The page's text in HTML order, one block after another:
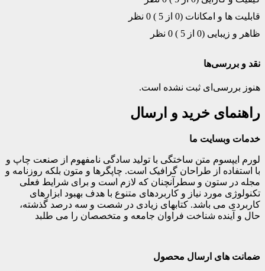
قابلیت ها و امکانات (0 از 5 )
0 نظر
ظاهر و زیبایی (0 از 5 )
0 نظر
نقد و بررسی‌ها
هنوز بررسی‌ای ثبت نشده است.
راهنمای خرید و ارسال
خدمات وبسایت ما
لورم ایپسوم متن ساختگی با تولید سادگی نامفهوم از صنعت چاپ و
با استفاده از طراحان گرافیک است. چاپگرها و متون بلکه روزنامه و
مجله در ستون و سطرآنچنان که لازم است و برای شرایط فعلی
تکنولوژی مورد نیاز و کاربردهای متنوع با هدف بهبود ابزارهای
کاربردی می باشد. کتابهای زیادی در شصت و سه درصد گذشته،
حال و آینده شناخت فراوان جامعه و متخصصان را می طلبد
ضمانت های ارسال محصول